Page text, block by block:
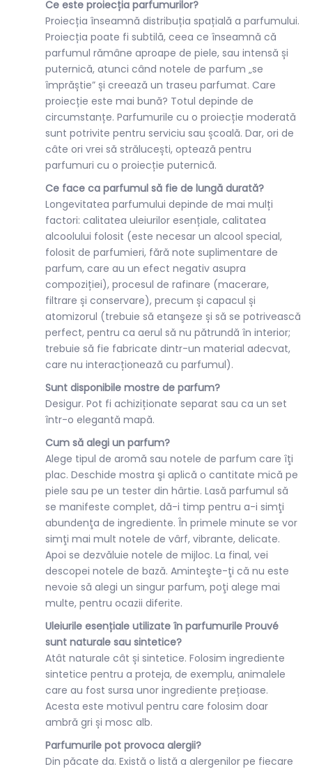
Ce este proiecția parfumurilor?
Proiecția înseamnă distribuția spațială a parfumului.
Proiecția poate fi subtilă, ceea ce înseamnă că
parfumul rămâne aproape de piele, sau intensă și
puternică, atunci când notele de parfum „se
împrăștie” și creează un traseu parfumat. Care
proiecție este mai bună? Totul depinde de
circumstanțe. Parfumurile cu o proiecție moderată
sunt potrivite pentru serviciu sau școală. Dar, ori de
câte ori vrei să strălucești, optează pentru
parfumuri cu o proiecție puternică.
Ce face ca parfumul să fie de lungă durată?
Longevitatea parfumului depinde de mai mulți
factori: calitatea uleiurilor esențiale, calitatea
alcoolului folosit (este necesar un alcool special,
folosit de parfumieri, fără note suplimentare de
parfum, care au un efect negativ asupra
compoziției), procesul de rafinare (macerare,
filtrare și conservare), precum și capacul și
atomizorul (trebuie să etanşeze și să se potrivească
perfect, pentru ca aerul să nu pătrundă în interior;
trebuie să fie fabricate dintr-un material adecvat,
care nu interacționează cu parfumul).
Sunt disponibile mostre de parfum?
Desigur. Pot fi achiziționate separat sau ca un set
într-o elegantă mapă.
Cum să alegi un parfum?
Alege tipul de aromă sau notele de parfum care îţi
plac. Deschide mostra şi aplică o cantitate mică pe
piele sau pe un tester din hârtie. Lasă parfumul să
se manifeste complet, dă-i timp pentru a-i simţi
abundenţa de ingrediente. În primele minute se vor
simţi mai mult notele de vârf, vibrante, delicate.
Apoi se dezvăluie notele de mijloc. La final, vei
descopei notele de bază. Aminteşte-ţi că nu este
nevoie să alegi un singur parfum, poţi alege mai
multe, pentru ocazii diferite.
Uleiurile esențiale utilizate în parfumurile Prouvé
sunt naturale sau sintetice?
Atât naturale cât și sintetice. Folosim ingrediente
sintetice pentru a proteja, de exemplu, animalele
care au fost sursa unor ingrediente prețioase.
Acesta este motivul pentru care folosim doar
ambră gri și mosc alb.
Parfumurile pot provoca alergii?
Din păcate da. Există o listă a alergenilor pe fiecare